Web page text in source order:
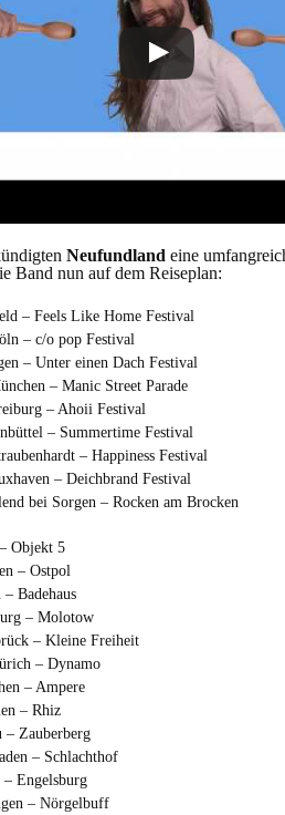
Neufundland eine
Band nun auf dem Reiseplan:
– Feels Like Home Festival
– c/o pop Festival
– Unter einen Dach Festival
– Manic Street Parade
– Ahoii Festival
– Summertime Festival
– Happiness Festival
– Deichbrand Festival
bei Sorgen – Rocken am Brocken
Objekt 5
– Ostpol
Badehaus
– Molotow
– Kleine Freiheit
– Dynamo
– Ampere
– Rhiz
– Zauberberg
– Schlachthof
Engelsburg
– Nörgelbuff